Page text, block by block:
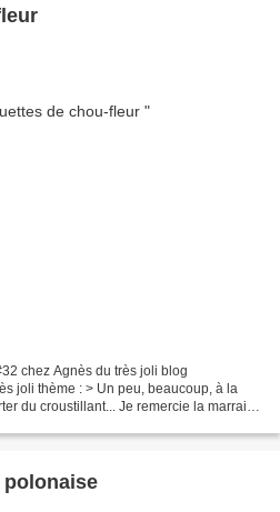
chez Agnès du très joli blog
joli thème : > Un peu, beaucoup, à la
du croustillant... Je remercie la marraine
polonaise